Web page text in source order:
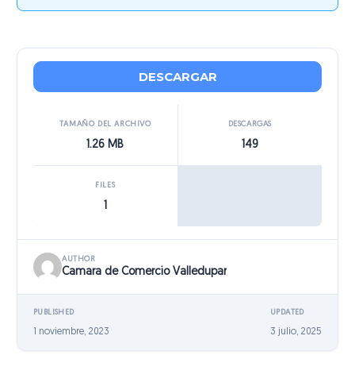
DESCARGAR
TAMAÑO DEL ARCHIVO
1.26 MB
DESCARGAS
149
FILES
AUTHOR
Camara de Comercio Valledupar
PUBLISHED
1 noviembre, 2023
UPDATED
3 julio, 2025